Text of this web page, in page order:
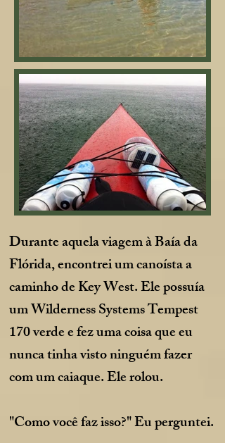
Durante aquela viagem à Baía da
Flórida, encontrei um canoísta a
caminho de Key West. Ele possuía
um Wilderness Systems Tempest
170 verde e fez uma coisa que eu
nunca tinha visto ninguém fazer
com um caiaque. Ele rolou.
"Como você faz isso?" Eu perguntei.